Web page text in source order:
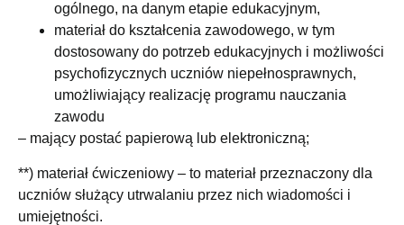
ogólnego, na danym etapie edukacyjnym,
materiał do kształcenia zawodowego, w tym
dostosowany do potrzeb edukacyjnych i możliwości
psychofizycznych uczniów niepełnosprawnych,
umożliwiający realizację programu nauczania
zawodu
– mający postać papierową lub elektroniczną;
**) materiał ćwiczeniowy – to materiał przeznaczony dla
uczniów służący utrwalaniu przez nich wiadomości i
umiejętności.